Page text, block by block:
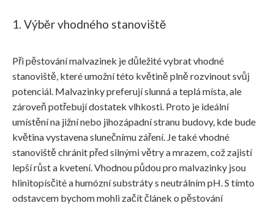
1. Výběr vhodného stanoviště
Při pěstování malvazinek je důležité vybrat vhodné
stanoviště, které umožní této květině plně rozvinout svůj
potenciál. Malvazinky preferují slunná a teplá místa, ale
zároveň potřebují dostatek vlhkosti. Proto je ideální
umístění na jižní nebo jihozápadní stranu budovy, kde bude
květina vystavena slunečnímu záření. Je také vhodné
stanoviště chránit před silnými větry a mrazem, což zajistí
lepší růst a kvetení. Vhodnou půdou pro malvazinky jsou
hlinitopísčité a humózní substráty s neutrálním pH. S tímto
odstavcem bychom mohli začít článek o pěstování